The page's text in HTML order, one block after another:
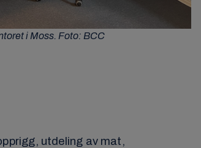
i Moss. Foto: BCC
utdeling av mat,